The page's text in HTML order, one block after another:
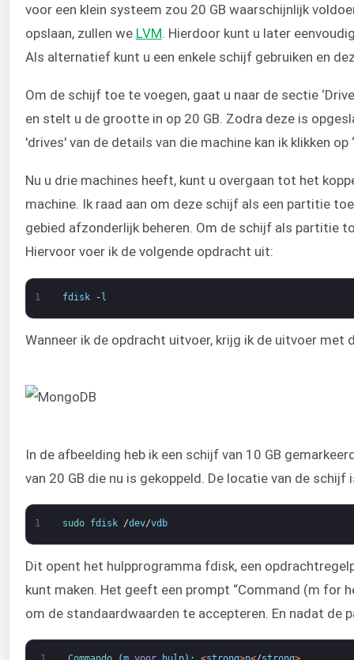
voor een klein systeem zou 20 GB waarschijnlijk
opslaan, zullen we LVM . Hierdoor kunt u later
Als alternatief kunt u een enkele schijf gebruiken en
Om de schijf toe te voegen, gaat u naar de sectie
en stelt u de grootte in op 20 GB. Zodra deze is
'drives' van de details van die machine kan ik klikken
Nu u drie machines heeft, kunt u overgaan tot het
machine. Ik raad aan om deze schijf als een partitie
gebied afzonderlijk beheren. Om de schijf als partitie
Hiervoor voer ik de volgende opdracht uit:
1 fdisk -l
Wanneer ik de opdracht uitvoer, krijg ik de uitvoer met
In de afbeelding heb ik een schijf van 10 GB
van 20 GB die nu is gekoppeld. De locatie van de schijf
1 sudo fdisk /dev/vdb
Dit opent het hulpprogramma fdisk, een
kunt maken. Het geeft een prompt “Command (m for
om de standaardwaarden te accepteren. En nadat de